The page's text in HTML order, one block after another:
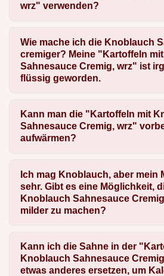
wrz" verwenden?
Wie mache ich die Knoblauch
cremiger? Meine "Kartoffeln
Sahnesauce Cremig, wrz" ist
flüssig geworden.
Kann man die "Kartoffeln mit
Sahnesauce Cremig, wrz"
aufwärmen?
Ich mag Knoblauch, aber mein
sehr. Gibt es eine Möglichkeit,
Knoblauch Sahnesauce
milder zu machen?
Kann ich die Sahne in der
Knoblauch Sahnesauce
etwas anderes ersetzen, um